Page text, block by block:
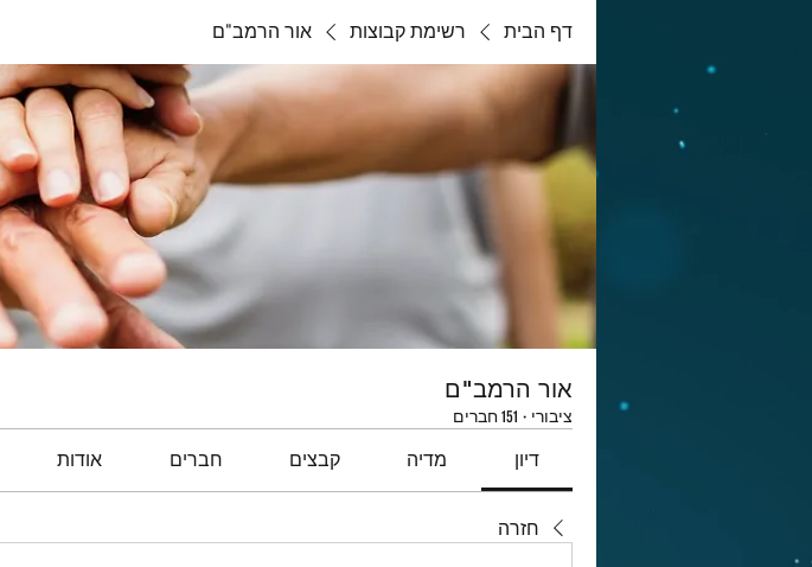
דף הבית רשימת קבוצות אור הרמב"ם
אור הרמב"ם
ציבורי · 151 חברים
דיון מדיה קבצים חברים אודות
חזרה